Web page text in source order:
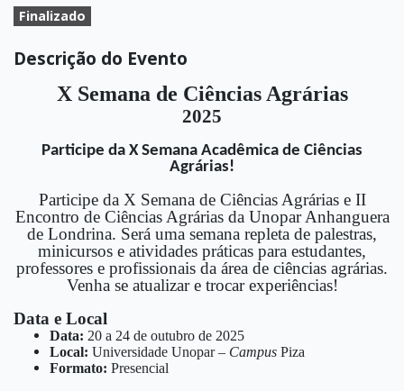
Finalizado
Descrição do Evento
X Semana de Ciências Agrárias
2025
Participe da X Semana Acadêmica de Ciências
Agrárias!
Participe da X Semana de Ciências Agrárias e II
Encontro de Ciências Agrárias da Unopar Anhanguera
de Londrina. Será uma semana repleta de palestras,
minicursos e atividades práticas para estudantes,
professores e profissionais da área de ciências agrárias.
Venha se atualizar e trocar experiências!
Data e Local
Data: 20 a 24 de outubro de 2025
Local: Universidade Unopar – Campus Piza
Formato: Presencial